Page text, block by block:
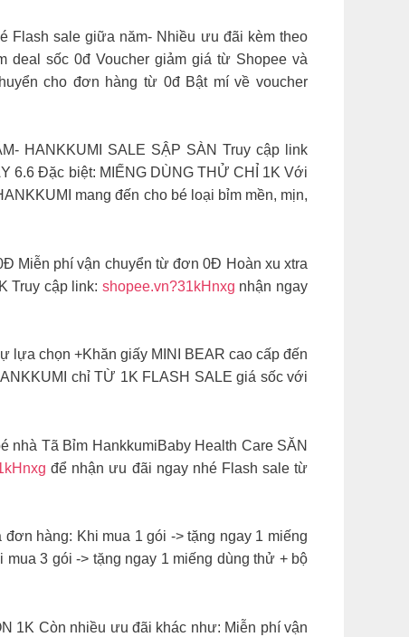
Flash sale giữa năm- Nhiều ưu đãi kèm theo
deal sốc 0đ Voucher giảm giá từ Shopee và
cho đơn hàng từ 0đ Bật mí về voucher
HANKKUMI SALE SẬP SÀN Truy cập link
6.6 Đặc biệt: MIẾNG DÙNG THỬ CHỈ 1K Với
mang đến cho bé loại bỉm mền, mịn,
Miễn phí vận chuyển từ đơn 0Đ Hoàn xu xtra
Truy cập link: shopee.vn?31kHnxg nhận ngay
lựa chọn +Khăn giấy MINI BEAR cao cấp đến
chỉ TỪ 1K FLASH SALE giá sốc với
Tã Bỉm HankkumiBaby Health Care SĂN
để nhận ưu đãi ngay nhé Flash sale từ
hàng: Khi mua 1 gói -> tặng ngay 1 miếng
3 gói -> tặng ngay 1 miếng dùng thử + bộ
1K ️Còn nhiều ưu đãi khác như: Miễn phí vận